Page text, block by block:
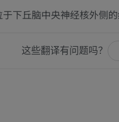
于下丘脑中央神经核外侧的
这些翻译有问题吗？